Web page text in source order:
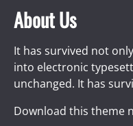
About Us
It has survived not
into electronic
unchanged. It has
Download this theme